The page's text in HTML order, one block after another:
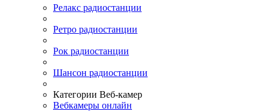
Релакс радиостанции
Ретро радиостанции
Рок радиостанции
Шансон радиостанции
Категории Веб-камер
Вебкамеры онлайн